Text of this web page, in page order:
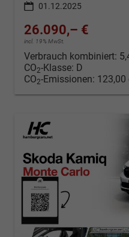
01.12.2025
26.090,– €
incl. 19% MwSt.
Verbrauch kombiniert:
CO2-Klasse: D
CO2-Emissionen: